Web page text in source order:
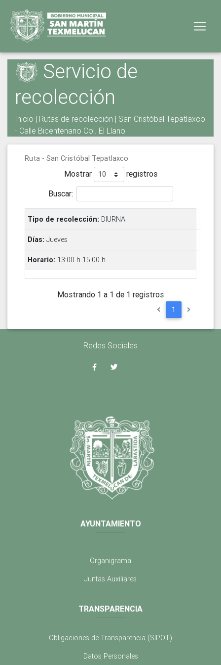
Servicio de
recolección
Inicio | Rutas de recolección | San Cristóbal Tepatlaxco
- Calle Bicentenario Col. El Llano
Ruta - San Cristóbal Tepatlaxco
Mostrar
registros
Buscar:
DIURNA
Jueves
13:00 h-15:00 h
Mostrando 1 a 1 de 1 registros
1
Redes Sociales
AYUNTAMIENTO
Organigrama
Juntas Auxiliares
TRANSPARENCIA
Obligaciones de Transparencia (SIPOT)
Datos Personales